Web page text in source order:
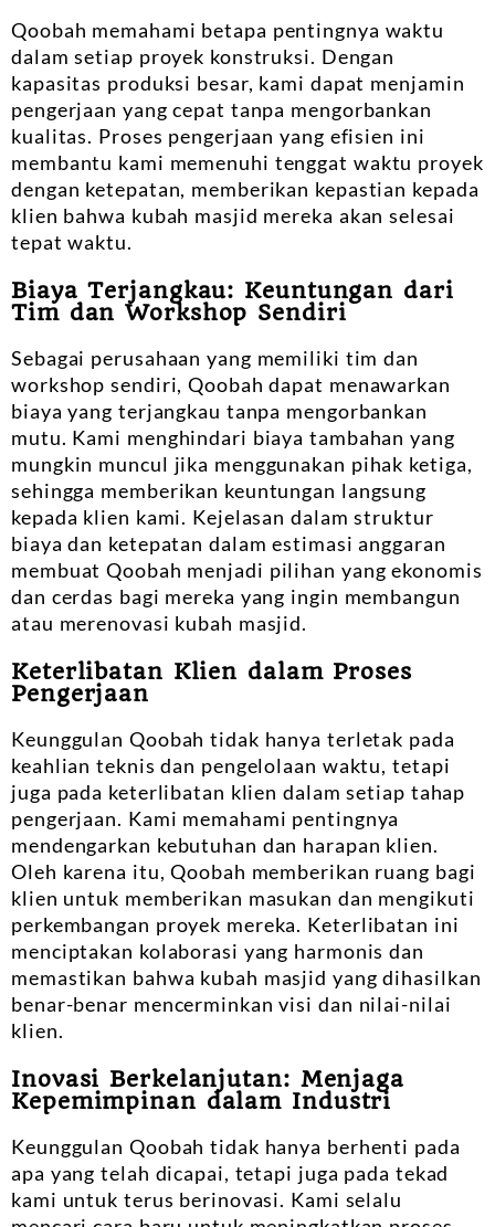
Qoobah memahami betapa pentingnya waktu
dalam setiap proyek konstruksi. Dengan
kapasitas produksi besar, kami dapat menjamin
pengerjaan yang cepat tanpa mengorbankan
kualitas. Proses pengerjaan yang efisien ini
membantu kami memenuhi tenggat waktu proyek
dengan ketepatan, memberikan kepastian kepada
klien bahwa kubah masjid mereka akan selesai
tepat waktu.
Biaya Terjangkau: Keuntungan dari
Tim dan Workshop Sendiri
Sebagai perusahaan yang memiliki tim dan
workshop sendiri, Qoobah dapat menawarkan
biaya yang terjangkau tanpa mengorbankan
mutu. Kami menghindari biaya tambahan yang
mungkin muncul jika menggunakan pihak ketiga,
sehingga memberikan keuntungan langsung
kepada klien kami. Kejelasan dalam struktur
biaya dan ketepatan dalam estimasi anggaran
membuat Qoobah menjadi pilihan yang ekonomis
dan cerdas bagi mereka yang ingin membangun
atau merenovasi kubah masjid.
Keterlibatan Klien dalam Proses
Pengerjaan
Keunggulan Qoobah tidak hanya terletak pada
keahlian teknis dan pengelolaan waktu, tetapi
juga pada keterlibatan klien dalam setiap tahap
pengerjaan. Kami memahami pentingnya
mendengarkan kebutuhan dan harapan klien.
Oleh karena itu, Qoobah memberikan ruang bagi
klien untuk memberikan masukan dan mengikuti
perkembangan proyek mereka. Keterlibatan ini
menciptakan kolaborasi yang harmonis dan
memastikan bahwa kubah masjid yang dihasilkan
benar-benar mencerminkan visi dan nilai-nilai
klien.
Inovasi Berkelanjutan: Menjaga
Kepemimpinan dalam Industri
Keunggulan Qoobah tidak hanya berhenti pada
apa yang telah dicapai, tetapi juga pada tekad
kami untuk terus berinovasi. Kami selalu